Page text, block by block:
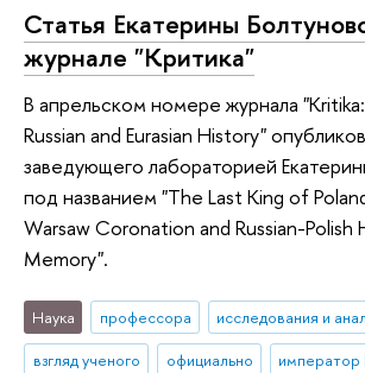
Статья Екатерины
журнале "Критика"
В апрельском номере журнала
Russian and Eurasian History"
заведующего лабораторией
под названием "The Last King of
Warsaw Coronation and Russian-Polish
Memory".
Наука профессора
исследования и
взгляд ученого
официально
император